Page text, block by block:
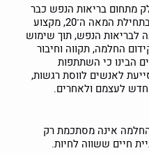
מתחום בריאות הנפש כבר
מראשית התפתחותו של המקצוע. בתחילת המאה ה־20, מקצוע
לבריאות הנפש, תוך שימוש
החלמה, תקווה וחיבור
הבינו כי השתתפות
לאנשים לווסת רגשות,
לעצמם ולאחרים.
החלמה אינה מסתכמת רק
חיים ששווה לחיות.